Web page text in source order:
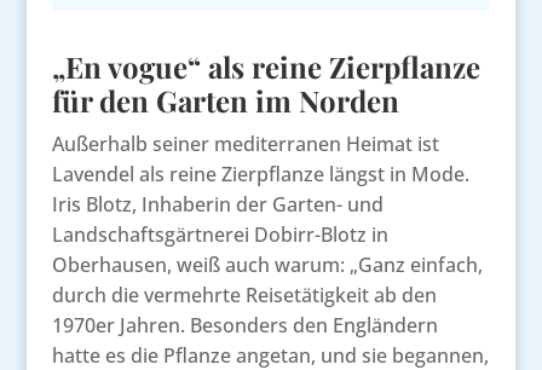
„En vogue“ als reine Zierpflanze
für den Garten im Norden
Außerhalb seiner mediterranen Heimat ist
Lavendel als reine Zierpflanze längst in Mode.
Iris Blotz, Inhaberin der Garten- und
Landschaftsgärtnerei Dobirr-Blotz in
Oberhausen, weiß auch warum: „Ganz einfach,
durch die vermehrte Reisetätigkeit ab den
1970er Jahren. Besonders den Engländern
hatte es die Pflanze angetan, und sie begannen,